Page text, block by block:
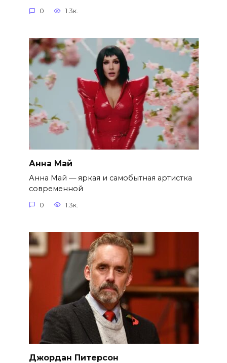
0 1.3к.
Анна Май
Анна Май — яркая и самобытная артистка
современной
0 1.3к.
Джордан Питерсон